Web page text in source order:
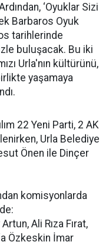
‘Oyuklar Sizi
Barbaros Oyuk
tarihlerinde
buluşacak. Bu iki
Urla'nın kültürünü,
yaşamaya
22 Yeni Parti, 2 AK
Urla Belediye
Önen ile Dinçer
komisyonlarda
Ali Rıza Fırat,
Özkeskin İmar